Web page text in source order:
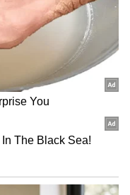
కి
కోల్పోయి
మెషిన్ లో
టవల్స్ కి
ఉతకాలి. ఇలా
నూనె, బ్యాక్టీరియా